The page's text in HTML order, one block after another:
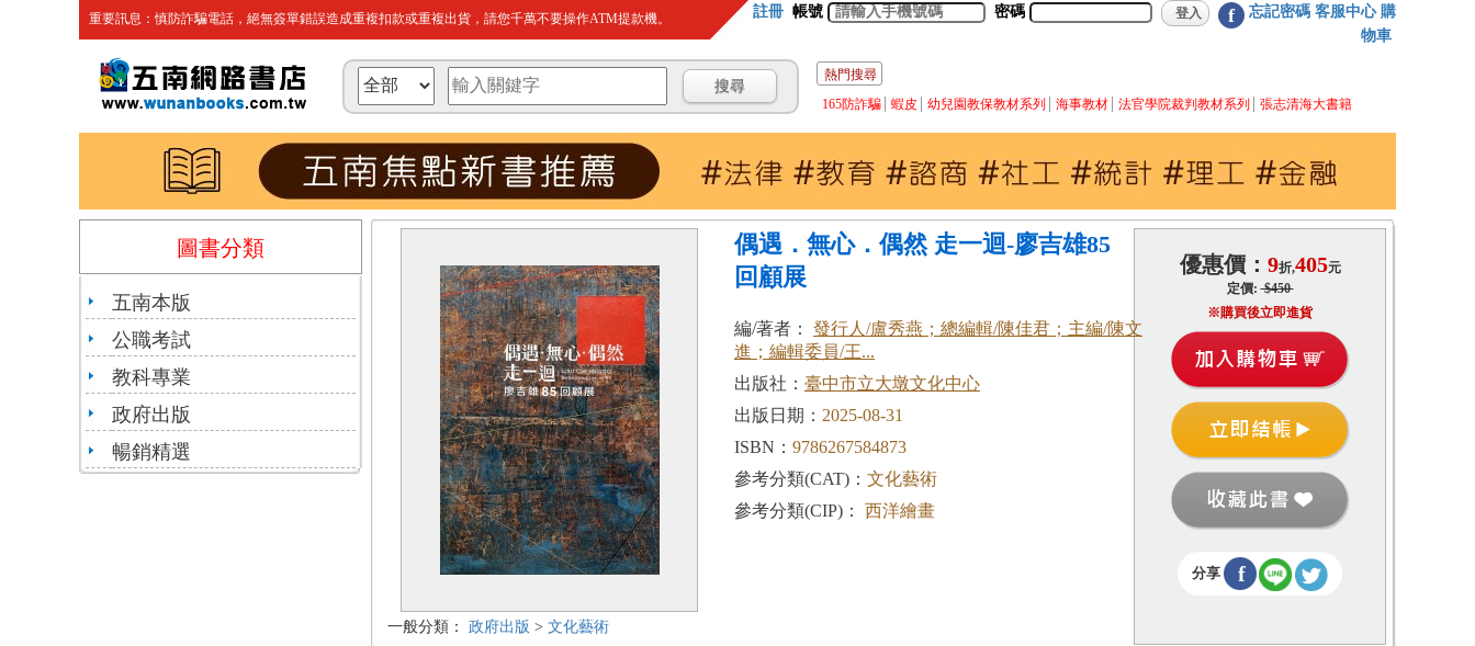
重要訊息：慎防詐騙電話，絕無簽單錯誤造成重複扣款或重複出貨，請您千萬不要操作ATM提款機。 註冊 帳號 密碼 f 忘記密碼 客服中心 購
物車
熱門搜尋
165防詐騙
蝦皮 幼兒園教保教材系列 海事教材 法官學院裁判教材系列 張志清海大書籍
圖書分類
五南本版
公職考試
教科專業
政府出版
暢銷精選
一般分類： 政府出版 > 文化藝術
偶遇．無心．偶然 走一迴-廖吉雄85
回顧展
編/著者： 發行人/盧秀燕；總編輯/陳佳君；主編/陳文
進；編輯委員/王...
出版社： 臺中市立大墩文化中心
出版日期： 2025-08-31
ISBN： 9786267584873
參考分類(CAT)： 文化藝術
參考分類(CIP)：
西洋繪畫
優惠價： 9折,405元
定價:$450
※購買後立即進貨
分享 f